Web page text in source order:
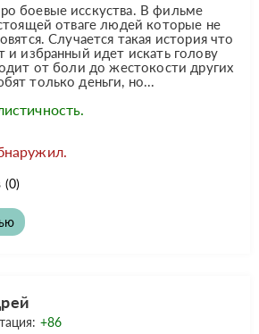
боевые исскуства. В фильме
отваге людей которые не
Случается такая история что
и избранный идет искать голову
от боли до жестокости других
только деньги, но...
(0)
+86